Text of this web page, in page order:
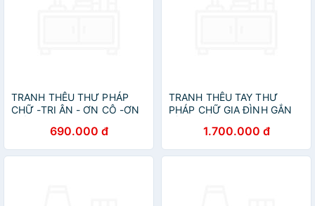
TRANH THÊU THƯ PHÁP
CHỮ -TRI ÂN - ƠN CÔ -ƠN
690.000 đ
TRANH THÊU TAY THƯ
PHÁP CHỮ GIA ĐÌNH GẮN
1.700.000 đ